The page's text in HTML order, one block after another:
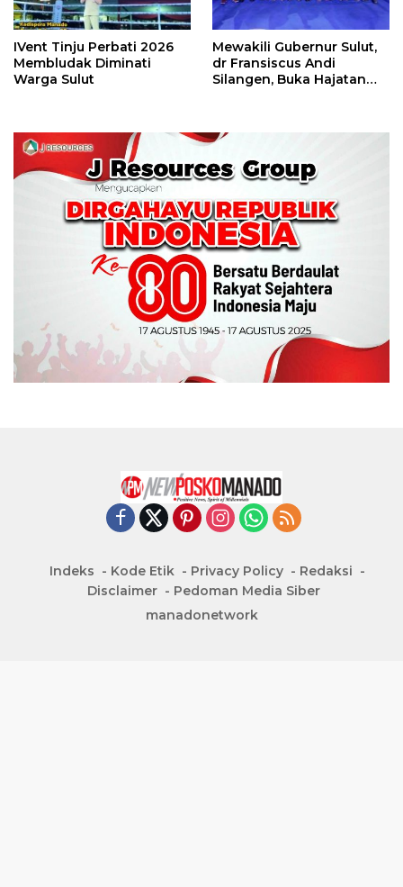
IVent Tinju Perbati 2026
Membludak Diminati
Warga Sulut
Mewakili Gubernur Sulut,
dr Fransiscus Andi
Silangen, Buka Hajatan
Indeks Kode Etik Privacy Policy
Redaksi
Disclaimer
Pedoman Media Siber
manadonetwork